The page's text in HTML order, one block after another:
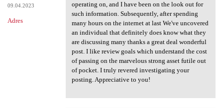
09.04.2023
Adres
operating on, and I have been on the look out for
such information. Subsequently, after spending
many hours on the internet at last We've uncovered
an individual that definitely does know what they
are discussing many thanks a great deal wonderful
post. I like review goals which understand the cost
of passing on the marvelous strong asset futile out
of pocket. I truly revered investigating your
posting. Appreciative to you!